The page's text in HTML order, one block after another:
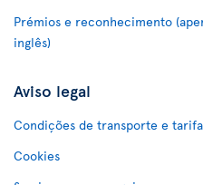
Prémios e reconhecimento
inglês)
Aviso legal
Condições de transporte e
Cookies